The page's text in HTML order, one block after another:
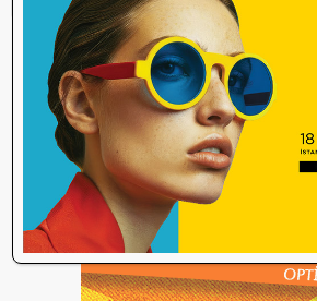
Yorum yazmakurallarınıokudum ve
kabul ediyorum.
Henüz bu içeriğe yorum
İlk yorum yapan olmak